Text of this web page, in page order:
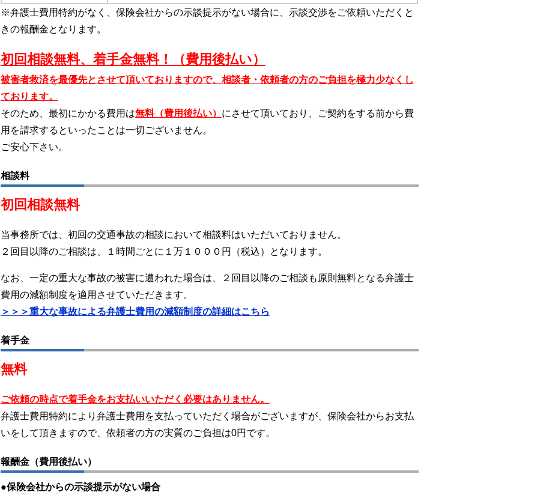
※弁護士費用特約がなく、保険会社からの示談提示がない場合に、示談交渉をご依頼いただくと
きの報酬金となります。
初回相談無料、着手金無料！（費用後払い）
被害者救済を最優先とさせて頂いておりますので、相談者・依頼者の方のご負担を極力少なくし
ております。
そのため、最初にかかる費用は無料（費用後払い） にさせて頂いており、ご契約をする前から費
用を請求するといったことは一切ございません。
ご安心下さい。
相談料
初回相談無料
当事務所では、初回の交通事故の相談において相談料はいただいておりません。
２回目以降のご相談は、１時間ごとに１万１０００円（税込）となります。
なお、一定の重大な事故の被害に遭われた場合は、２回目以降のご相談も原則無料となる弁護士
費用の減額制度を適用させていただきます。
＞＞＞重大な事故による弁護士費用の減額制度の詳細はこちら
着手金
無料
ご依頼の時点で着手金をお支払いいただく必要はありません。
弁護士費用特約により弁護士費用を支払っていただく場合がございますが、保険会社からお支払
いをして頂きますので、依頼者の方の実質のご負担は0円です。
報酬金（費用後払い）
●保険会社からの示談提示がない場合